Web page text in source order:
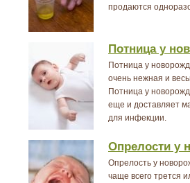
продаются
Потница у
Потница у
очень нежная и
Потница у
еще и доставляет
для инфекции.
Опрелости у
Опрелость у
чаще всего трется